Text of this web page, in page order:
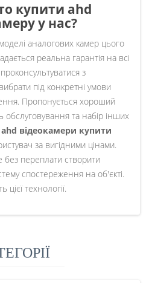
купити ahd
у нас?
аналогових камер цього
реальна гарантія на всі
з
під конкретні умови
Пропонується хороший
обслуговування та набір інших
ahd відеокамери купити
за вигідними цінами.
переплати створити
спостереження на об'єкті.
цієї технології.